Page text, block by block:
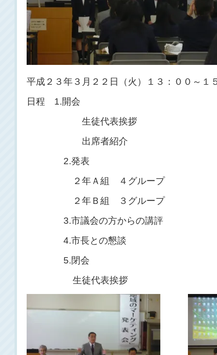
平成２３年３月２２日（火）１３：００～
日程 1.開会
生徒代表挨拶
出席者紹介
2.発表
２年Ａ組 ４グループ
２年Ｂ組 ３グループ
3.市議会の方からの講評
4.市長との懇談
5.閉会
生徒代表挨拶